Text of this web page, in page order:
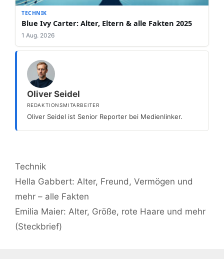
TECHNIK
Blue Ivy Carter: Alter, Eltern & alle Fakten 2025
1 Aug. 2026
Oliver Seidel
REDAKTIONSMITARBEITER
Oliver Seidel ist Senior Reporter bei Medienlinker.
Kategorien
Technik
Hella Gabbert: Alter, Freund, Vermögen und
mehr – alle Fakten
Emilia Maier: Alter, Größe, rote Haare und mehr
(Steckbrief)